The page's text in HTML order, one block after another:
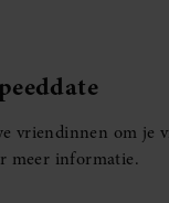
vriendinnen om je
meer informatie.